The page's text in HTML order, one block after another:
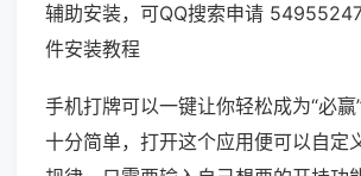
辅助安装，可QQ搜索申请
件安装教程
手机打牌可以一键让你轻松成为“必
十分简单，打开这个应用便可以自定